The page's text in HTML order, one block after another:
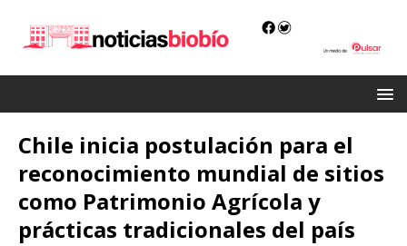
Chile inicia postulación para el
reconocimiento mundial de sitios
como Patrimonio Agrícola y
prácticas tradicionales del país